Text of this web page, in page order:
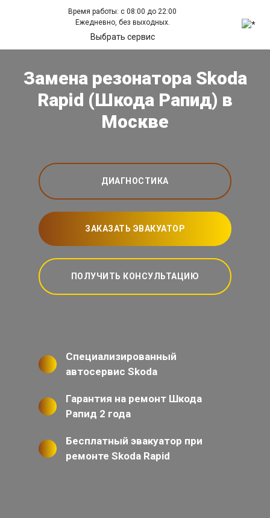
Время работы: с 08:00 до 22:00
Ежедневно, без выходных.
Выбрать сервис
Замена резонатора Skoda
Rapid (Шкода Рапид) в
Москве
ДИАГНОСТИКА
ЗАКАЗАТЬ ЭВАКУАТОР
ПОЛУЧИТЬ КОНСУЛЬТАЦИЮ
Специализированный
автосервис Skoda
Гарантия на ремонт Шкода
Рапид 2 года
Бесплатный эвакуатор при
ремонте Skoda Rapid